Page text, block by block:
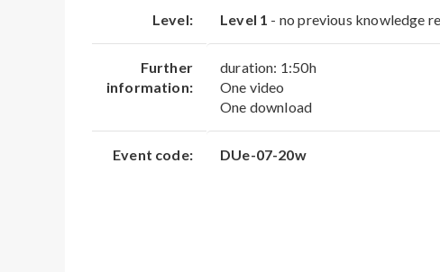
Level: Level 1 - no previous knowledge
Further
information:
duration: 1:50h
One video
One download
Event code: DUe-07-20w